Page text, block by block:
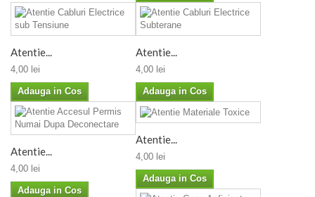
Atentie...
4,00 lei
Adauga in Cos
Atentie...
4,00 lei
Adauga in Cos
Atentie...
4,00 lei
Adauga in Cos
Atentie...
4,00 lei
Adauga in Cos